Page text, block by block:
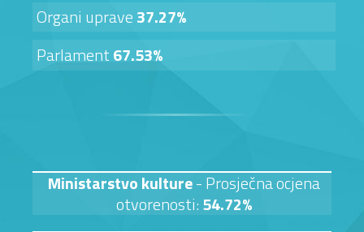
Organi uprave37.27%
Parlament67.53%
Ministarstvo kulture- Prosječna ocjena
otvorenosti:54.72%